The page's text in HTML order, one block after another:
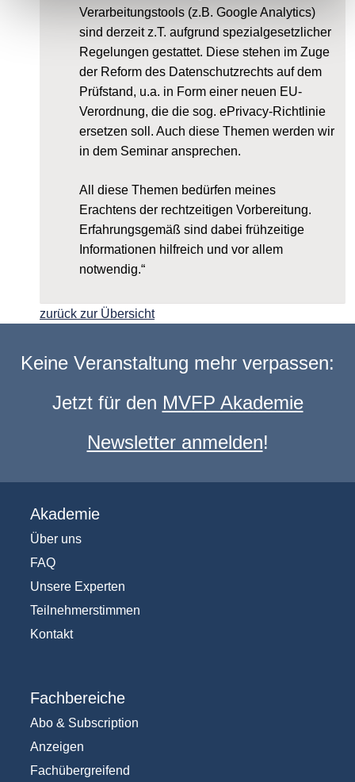
Verarbeitungstools (z.B. Google Analytics)
sind derzeit z.T. aufgrund spezialgesetzlicher
Regelungen gestattet. Diese stehen im Zuge
der Reform des Datenschutzrechts auf dem
Prüfstand, u.a. in Form einer neuen EU-
Verordnung, die die sog. ePrivacy-Richtlinie
ersetzen soll. Auch diese Themen werden wir
in dem Seminar ansprechen.
All diese Themen bedürfen meines
Erachtens der rechtzeitigen Vorbereitung.
Erfahrungsgemäß sind dabei frühzeitige
Informationen hilfreich und vor allem
notwendig.“
zurück zur Übersicht
Keine Veranstaltung mehr verpassen:
Jetzt für den MVFP Akademie
Newsletter anmelden!
Akademie
Über uns
FAQ
Unsere Experten
Teilnehmerstimmen
Kontakt
Fachbereiche
Abo & Subscription
Anzeigen
Fachübergreifend